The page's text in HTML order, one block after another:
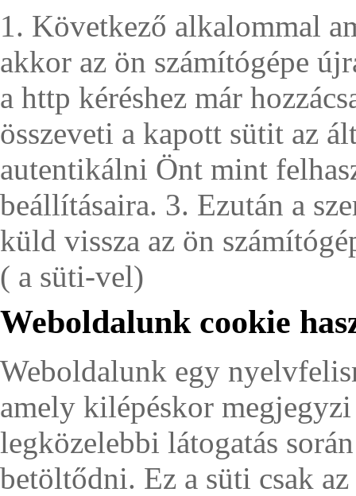
1. Következő alkalommal
akkor az ön számítógépe
a http kéréshez már
összeveti a kapott sütit az
autentikálni Önt mint
beállításaira. 3. Ezután a
küld vissza az ön
( a süti-vel)
Weboldalunk cookie
Weboldalunk egy
amely kilépéskor
legközelebbi látogatás
betöltődni. Ez a süti csak